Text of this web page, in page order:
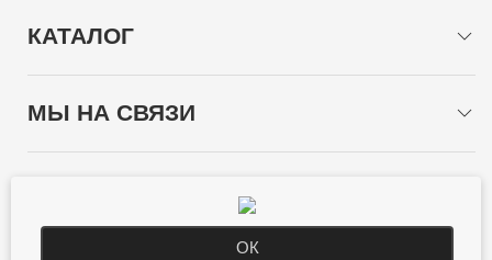
КАТАЛОГ
МЫ НА СВЯЗИ
ОК